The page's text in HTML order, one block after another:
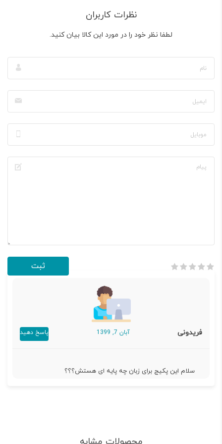
نظرات کاربران
لطفا نظر خود را در مورد این کالا بیان کنید.
فریدونی آبان 7, 1399 پاسخ دهید
سلام این پکیج برای زبان چه پایه ای هستش؟؟؟